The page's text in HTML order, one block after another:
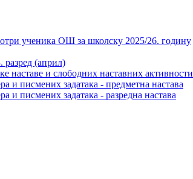
ученика ОШ за школску 2025/26. годину
разред (април)
наставе и слободних наставних активности
и писмених задатака - предметна настава
и писмених задатака - разредна настава